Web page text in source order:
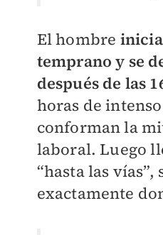
El hombre
temprano y se
después de las
horas de
conforman la
laboral. Luego
“hasta las vías”,
exactamente